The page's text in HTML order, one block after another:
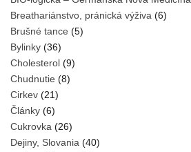
Breathariánstvo, pránická výživa (6)
Brušné tance (5)
Bylinky (36)
Cholesterol (9)
Chudnutie (8)
Cirkev (21)
Články (6)
Cukrovka (26)
Dejiny, Slovania (40)